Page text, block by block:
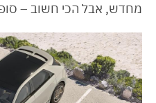
מחדש, אבל הכי חשוב –